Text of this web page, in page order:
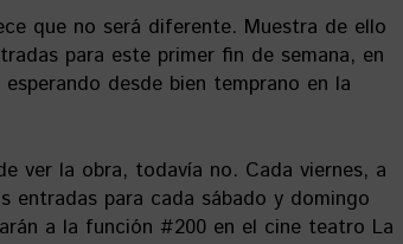
que no será diferente. Muestra de ello
para este primer fin de semana, en
desde bien temprano en la
ver la obra, todavía no. Cada viernes, a
entradas para cada sábado y domingo
a la función #200 en el cine teatro La